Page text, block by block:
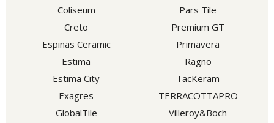
Coliseum
Creto
Espinas Ceramic
Estima
Estima City
Exagres
GlobalTile
Pars Tile
Premium GT
Primavera
Ragno
TacKeram
TERRACOTTAPRO
Villeroy&Boch